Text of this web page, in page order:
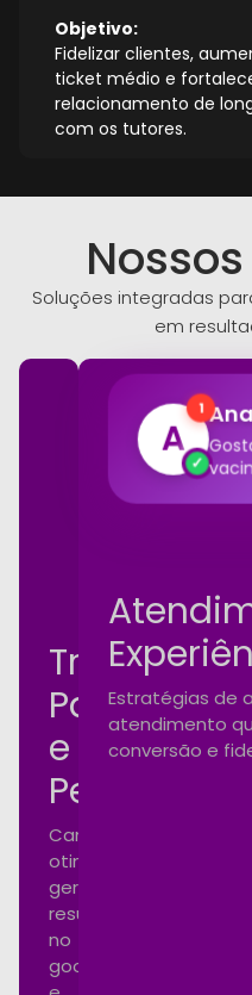
Objetivo:
Fidelizar clientes,
ticket médio e
relacionamento de
com os tutores.
Nossos
Soluções integradas
em
Tráfego
Pago
e
Performance
Campanhas
otimizadas
gerando
resultados
no
google
A
1
Estratégias de
atendimento
conversão e